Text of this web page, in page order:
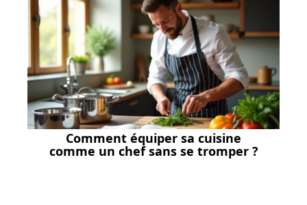
Comment équiper sa cuisine
comme un chef sans se tromper ?